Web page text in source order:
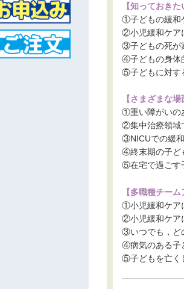
【知っておき
①子どもの緩和
②小児緩和ケア
③子どもの死が
④子どもの身体
⑤子どもに対す
【さまざまな
①重い障がいの
②集中治療領域
③NICUでの緩
④終末期の子ど
⑤在宅で過ごす
【多職種チー
①小児緩和ケア
②小児緩和ケア
③いつでも，ど
④病気のある子
⑤子どもを亡く